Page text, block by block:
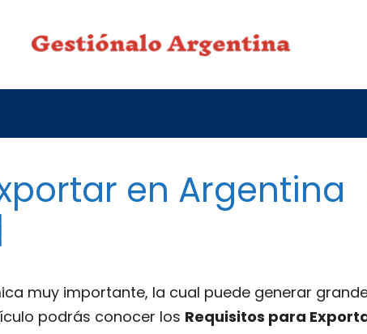
en Argentina
muy importante, la cual puede generar
podrás conocer los Requisitos para